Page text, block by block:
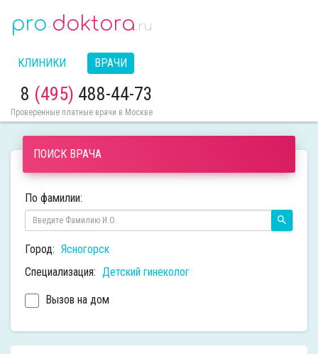
pro-doktora.ru
КЛИНИКИ ВРАЧИ
8 (495) 488-44-73
Проверенные платные врачи в Москве
ПОИСК ВРАЧА
По фамилии:
Город: Ясногорск
Специализация: Детский гинеколог
Вызов на дом